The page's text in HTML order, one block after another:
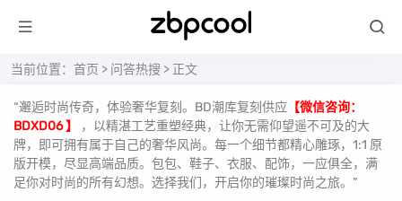
当前位置： 首页 > 问答热搜 > 正文
“邂逅时尚传奇，体验奢华复刻。BD潮库复刻供应 【微信咨询：
BDXD06 】
，以精湛工艺重塑经典，让你无需仰望遥不可及的大
牌，即可拥有属于自己的奢华风尚。每一个细节都精心雕琢，1:1 原
版开模，尽显高端品质。包包、鞋子、衣服、配饰，一应俱全，满
足你对时尚的所有幻想。选择我们，开启你的璀璨时尚之旅。”